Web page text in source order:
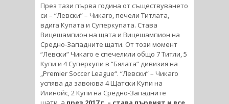
През тази първа година от съществуването
си – “Левски” – Чикаго, печели Титлата,
вдига Купата и Суперкупата. Става
Вицешампион на щата и Вицешампион на
Средно-Западните щати. От този момент
“Левски” Чикаго е спечелили общо 7 Титли, 5
Купи и 4 Суперкупи в “Бялата” дивизия на
„Premier Soccer League“. “Левски” – Чикаго
успява да завоюва 4 Щатски Купи на
Илинойс, 2 Купи на Средно-Западните